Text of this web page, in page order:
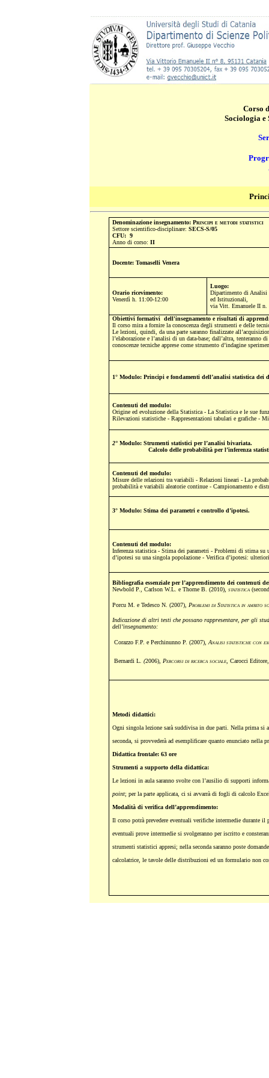
Corso
Sociologia e
Denominazione insegnamento: Principi e metodi statistici
Settore scientifico-disciplinare: SECS-S/05
CFU: 9
Anno di corso: II
Docente: Tomaselli Venera
Orario ricevimento:
Venerdì h. 11:00-12:00
Luogo:
Dipartimento di
ed Istituzionali,
via Vitt. Emanuele II n.
Obiettivi formativi dell'insegnamento e risultati di
Il corso mira a fornire la conoscenza degli strumenti e delle
Le lezioni, quindi, da una parte saranno finalizzate
l’elaborazione e l’analisi di un data-base; dall’altra,
conoscenze tecniche apprese come strumento d’indagine
1° Modulo: Principi e fondamenti dell’analisi statistica dei
Contenuti del modulo:
Origine ed evoluzione della Statistica - La Statistica e le sue
Rilevazioni statistiche - Rappresentazioni tabulari e grafiche -
2° Modulo: Strumenti statistici per l’analisi bivariata.
Calcolo delle probabilità per l’inferenza
Contenuti del modulo:
Misure delle relazioni tra variabili - Relazioni lineari - La
probabilità e variabili aleatorie continue - Campionamento e
3° Modulo: Stima dei parametri e controllo d’ipotesi.
Contenuti del modulo:
Inferenza statistica - Stima dei parametri - Problemi di stima
d’ipotesi su una singola popolazione - Verifica d’ipotesi:
Bibliografia essenziale per l’apprendimento dei contenuti
Newbold P., Carlson W.L. e Thorne B. (2010), statistica(
Porcu M. e Tedesco N. (2007), Problemi di Statistica in ambito
Indicazione di altri testi che possano rappresentare, per gli
dell’insegnamento:
Corazzo F.P. e Perchinunno P. (2007), Analisi statistiche con
Bernardi L. (2006), Percorsi di ricerca sociale, Carocci
Metodi didattici:
Ogni singola lezione sarà suddivisa in due parti. Nella prima si
seconda, si provvederà ad esemplificare quanto enunciato nella
Didattica frontale: 63 ore
Strumenti a supporto della didattica:
Le lezioni in aula saranno svolte con l’ausilio di supporti
point; per la parte applicata, ci si avvarrà di fogli di calcolo
Modalità di verifica dell’apprendimento:
Il corso potrà prevedere eventuali verifiche intermedie durante
eventuali prove intermedie si svolgeranno per iscritto e
strumenti statistici appresi; nella seconda saranno poste
calcolatrice, le tavole delle distribuzioni ed un formulario non